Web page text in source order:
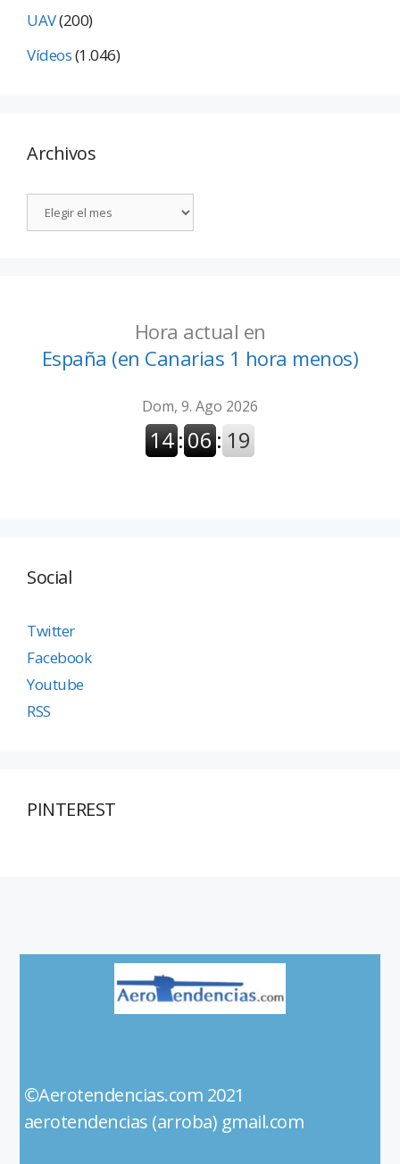
UAV(200)
Vídeos(1.046)
Archivos
Hora actual en
España (en Canarias 1 hora menos)
Social
Twitter
Facebook
Youtube
RSS
PINTEREST
©Aerotendencias.com 2021
aerotendencias (arroba) gmail.com